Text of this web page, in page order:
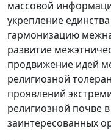
массовой
укрепление
гармонизацию
развитие
продвижение идей
религиозной
проявлений
религиозной почве
заинтересованных